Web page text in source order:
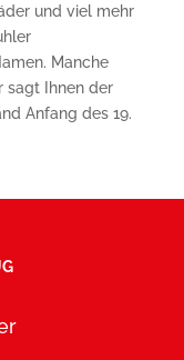
und viel mehr
Manche
sagt Ihnen der
Anfang des 19.